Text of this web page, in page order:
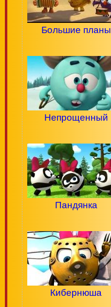
Большие планы
Непрощенный
Пандянка
Кибернюша